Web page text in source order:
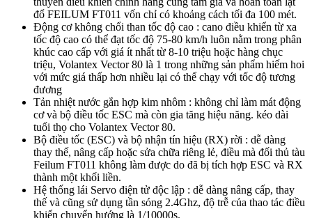
đổ FEILUM FT011 vốn chỉ có khoảng cách tối đa 100 mét.
Động cơ không chổi than tốc độ cao : cano điều khiển từ xa
tốc độ cao có thể đạt tốc độ 75-80 km/h luôn nằm trong phân
khúc cao cấp với giá ít nhất từ 8-10 triệu hoặc hàng chục
triệu, Volantex Vector 80 là 1 trong những sản phẩm hiếm hoi
với mức giá thấp hơn nhiều lại có thể chạy với tốc độ tương
đương
Tản nhiệt nước gắn hợp kim nhôm : không chỉ làm mát động
cơ và bộ điều tốc ESC mà còn gia tăng hiệu năng. kéo dài
tuổi thọ cho Volantex Vector 80.
Bộ điều tốc (ESC) và bộ nhận tín hiệu (RX) rời : dễ dàng
thay thế, nâng cấp hoặc sửa chữa riêng lẻ, điều mà đối thủ tàu
Feilum FT011 không làm được do đã bị tích hợp ESC và RX
thành một khối liền.
Hệ thống lái Servo điện tử độc lập : dễ dàng nâng cấp, thay
thế và cũng sử dụng tần sóng 2.4Ghz, độ trễ của thao tác điều
khiển chuyển hướng là 1/10000s.